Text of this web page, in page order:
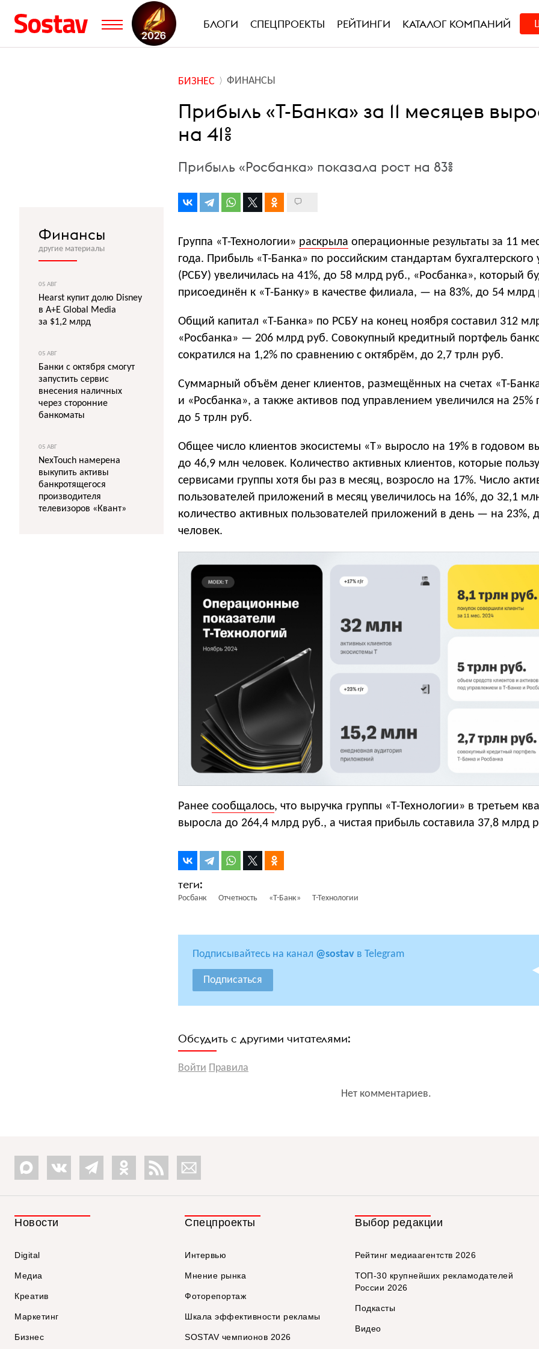
БЛОГИ СПЕЦПРОЕКТЫ РЕЙТИНГИ КАТАЛОГ КОМПАНИЙ
БИЗНЕС ФИНАНСЫ
Прибыль «Т-Банка» за 11 месяцев
на 41%
Прибыль «Росбанка» показала рост на 83%
Группа «Т-Технологии» раскрыла операционные результаты за 11
года. Прибыль «Т-Банка» по российским стандартам бухгалтерского
(РСБУ) увеличилась на 41%, до 58 млрд руб., «Росбанка», который
присоединён к «Т-Банку» в качестве филиала, — на 83%, до 54 млрд
Общий капитал «Т-Банка» по РСБУ на конец ноября составил 312
«Росбанка» — 206 млрд руб. Совокупный кредитный портфель
сократился на 1,2% по сравнению с октябрём, до 2,7 трлн руб.
Суммарный объём денег клиентов, размещённых на счетах «Т-
и «Росбанка», а также активов под управлением увеличился на 25%
до 5 трлн руб.
Общее число клиентов экосистемы «Т» выросло на 19% в годовом
до 46,9 млн человек. Количество активных клиентов, которые
сервисами группы хотя бы раз в месяц, возросло на 17%. Число
пользователей приложений в месяц увеличилось на 16%, до 32,1
количество активных пользователей приложений в день — на 23%,
человек.
Ранее сообщалось, что выручка группы «Т-Технологии» в третьем
выросла до 264,4 млрд руб., а чистая прибыль составила 37,8 млрд
Росбанк Отчетность «Т-Банк» Т-Технологии
Подписывайтесь на канал @sostav в Telegram
Подписаться
Обсудить с другими читателями:
Войти Правила
Нет комментариев.
Финансы
другие материалы
05 АВГ
Hearst купит долю Disney
в A+E Global Media
за $1,2 млрд
05 АВГ
Банки с октября смогут
запустить сервис
внесения наличных
через сторонние
банкоматы
05 АВГ
NexTouch намерена
выкупить активы
банкротящегося
производителя
телевизоров «Квант»
Новости
Digital
Медиа
Креатив
Маркетинг
Бизнес
Спецпроекты
Интервью
Мнение рынка
Фоторепортаж
Шкала эффективности рекламы
SOSTAV чемпионов 2026
Выбор редакции
Рейтинг медиаагентств 2026
ТОП-30 крупнейших рекламодателей
России 2026
Подкасты
Видео